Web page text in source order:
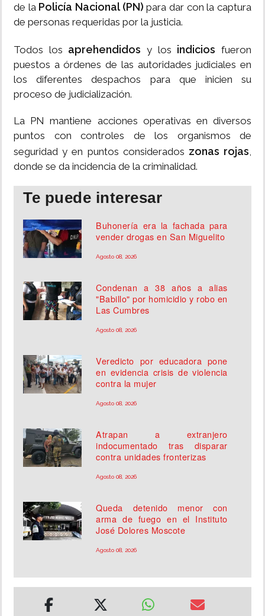
de la Policía Nacional (PN) para dar con la captura
de personas requeridas por la justicia.
Todos los aprehendidos y los indicios fueron
puestos a órdenes de las autoridades judiciales en
los diferentes despachos para que inicien su
proceso de judicialización.
La PN mantiene acciones operativas en diversos
puntos con controles de los organismos de
seguridad y en puntos considerados zonas rojas,
donde se da incidencia de la criminalidad.
Te puede interesar
Buhonería era la fachada para
vender drogas en San Miguelito
Agosto 08, 2026
Condenan a 38 años a alias
"Babillo" por homicidio y robo en
Las Cumbres
Agosto 08, 2026
Veredicto por educadora pone
en evidencia crisis de violencia
contra la mujer
Agosto 08, 2026
Atrapan a extranjero
indocumentado tras disparar
contra unidades fronterizas
Agosto 08, 2026
Queda detenido menor con
arma de fuego en el Instituto
José Dolores Moscote
Agosto 08, 2026